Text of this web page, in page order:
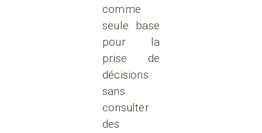
comme
seule base
pour la
prise de
décisions
sans
consulter
des